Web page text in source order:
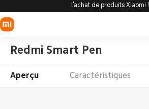
l'achat de produits Xiaomi !
Redmi Smart Pen
Aperçu Caractéristiques